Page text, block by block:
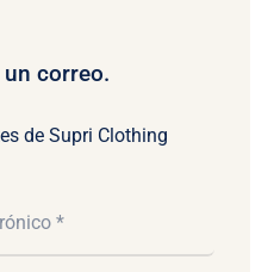
correo.
de Supri Clothing